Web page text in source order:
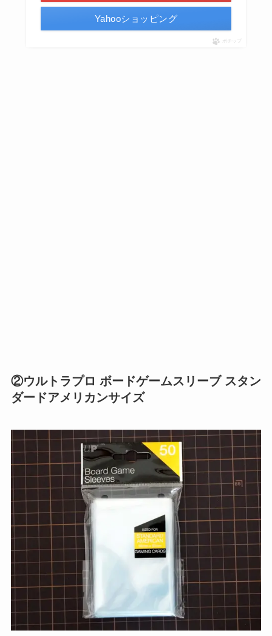
Yahooショッピング
ポチップ
②ウルトラプロ ボードゲームスリーブ スタン
ダードアメリカンサイズ